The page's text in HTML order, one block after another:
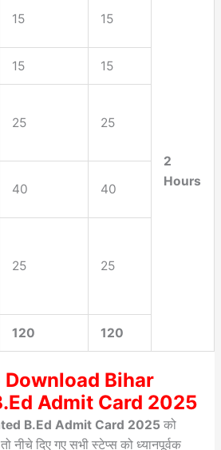
15 15
2
Hours
15 15
25 25
40 40
25 25
120 120
Download Bihar
Admit Card 2025
B.Ed Admit Card 2025 को
नीचे दिए गए सभी स्टेप्स को ध्यानपूर्वक